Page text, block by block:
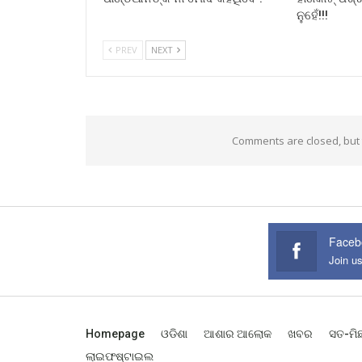
ନୁହେଁ!!!
PREV NEXT
Comments are closed, but
Join
Homepage ଓଡିଶା ଆଶାର ଆଲୋକ ଖବର
ସତ-
ଲାଇଫଷ୍ଟାଇଲ